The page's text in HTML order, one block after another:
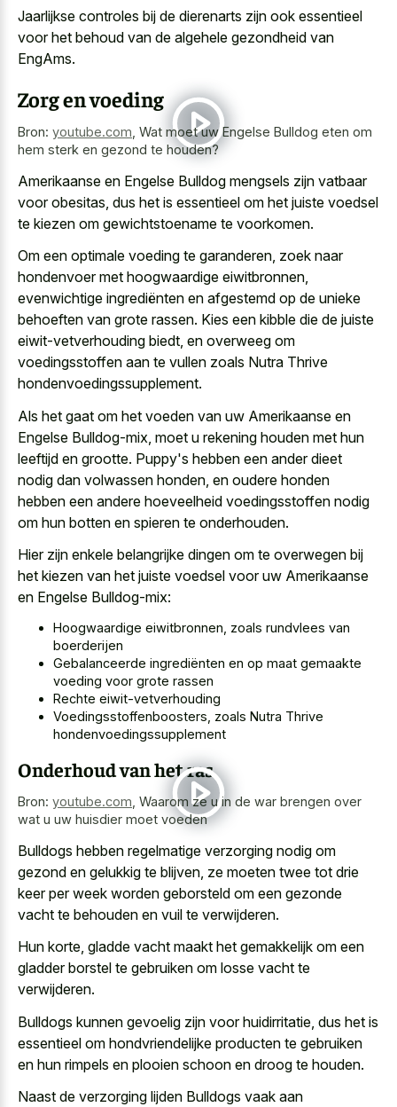
Jaarlijkse controles bij de dierenarts zijn ook essentieel
voor het behoud van de algehele gezondheid van
EngAms.
Zorg en voeding
Bron: youtube.com Wat moet uw Engelse Bulldog eten om
hem sterk en gezond te houden?
Amerikaanse en Engelse Bulldog mengsels zijn vatbaar
voor obesitas, dus het is essentieel om het juiste voedsel
te kiezen om gewichtstoename te voorkomen.
Om een optimale voeding te garanderen, zoek naar
hondenvoer met hoogwaardige eiwitbronnen,
evenwichtige ingrediënten en afgestemd op de unieke
behoeften van grote rassen. Kies een kibble die de juiste
eiwit-vetverhouding biedt, en overweeg om
voedingsstoffen aan te vullen zoals Nutra Thrive
hondenvoedingssupplement.
Als het gaat om het voeden van uw Amerikaanse en
Engelse Bulldog-mix, moet u rekening houden met hun
leeftijd en grootte. Puppy's hebben een anderdieet
nodig dan volwassen honden , en oudere honden
hebben een andere hoeveelheid voedingsstoffen nodig
om hun botten en spieren te onderhouden.
Hier zijn enkele belangrijke dingen om te overwegen bij
het kiezen van het juiste voedsel voor uw Amerikaanse
en Engelse Bulldog-mix:
Hoogwaardige eiwitbronnen, zoals rundvlees van
boerderijen
Gebalanceerde ingrediënten en op maat gemaakte
voeding voor grote rassen
Rechte eiwit-vetverhouding
Voedingsstoffenboosters, zoals Nutra Thrive
hondenvoedingssupplement
Onderhoud van het ras
Bron: youtube.com Waarom ze u in de war brengen over
wat u uw huisdier moet voeden
Bulldogs hebben regelmatige verzorging nodig om
gezond en gelukkig te blijven, ze moeten twee tot drie
keer per week worden geborsteld om een gezonde
vacht te behouden en vuil te verwijderen.
Hun korte, gladde vacht maakt het gemakkelijk om een
gladder borstel te gebruiken om losse vacht te
verwijderen.
Bulldogs kunnen gevoelig zijn voor huidirritatie, dus het is
essentieel om hondvriendelijke producten te gebruiken
en hun rimpels en plooien schoon en droog te houden.
Naast de verzorging lijden Bulldogs vaak aan